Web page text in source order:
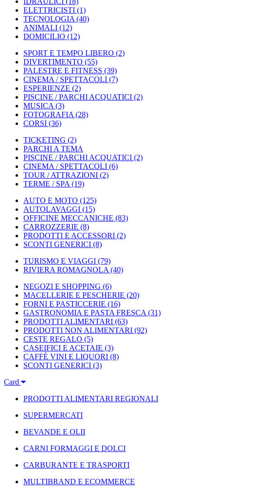
ELETTRICISTI (1)
TECNOLOGIA (40)
ANIMALI (12)
DOMICILIO (12)
SPORT E TEMPO LIBERO (2)
DIVERTIMENTO (55)
PALESTRE E FITNESS (39)
CINEMA / SPETTACOLI (7)
ESPERIENZE (2)
PISCINE / PARCHI ACQUATICI (2)
MUSICA (3)
FOTOGRAFIA (28)
CORSI (36)
TICKETING (2)
PARCHI A TEMA
PISCINE / PARCHI ACQUATICI (2)
CINEMA / SPETTACOLI (6)
TOUR / ATTRAZIONI (2)
TERME / SPA (19)
AUTO E MOTO (125)
AUTOLAVAGGI (15)
OFFICINE MECCANICHE (83)
CARROZZERIE (8)
PRODOTTI E ACCESSORI (2)
SCONTI GENERICI (8)
TURISMO E VIAGGI (79)
RIVIERA ROMAGNOLA (40)
NEGOZI E SHOPPING (6)
MACELLERIE E PESCHERIE (20)
FORNI E PASTICCERIE (16)
GASTRONOMIA E PASTA FRESCA (31)
PRODOTTI ALIMENTARI (63)
PRODOTTI NON ALIMENTARI (92)
CESTE REGALO (5)
CASEIFICI E ACETAIE (3)
CAFFÈ VINI E LIQUORI (8)
SCONTI GENERICI (3)
Card
PRODOTTI ALIMENTARI REGIONALI
SUPERMERCATI
BEVANDE E OLII
CARNI FORMAGGI E DOLCI
CARBURANTE E TRASPORTI
MULTIBRAND E ECOMMERCE